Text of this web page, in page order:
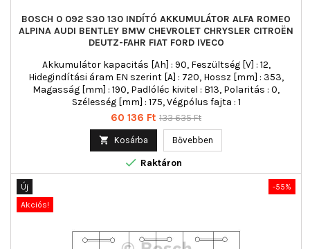
BOSCH 0 092 S30 130 INDÍTÓ AKKUMULÁTOR ALFA ROMEO
ALPINA AUDI BENTLEY BMW CHEVROLET CHRYSLER CITROËN
DEUTZ-FAHR FIAT FORD IVECO
Akkumulátor kapacitás [Ah] : 90, Feszültség [V] : 12,
Hidegindítási áram EN szerint [A] : 720, Hossz [mm] : 353,
Magasság [mm] : 190, Padlóléc kivitel : B13, Polaritás : 0,
Szélesség [mm] : 175, Végpólus fajta : 1
Ár
60 136 Ft Normál
133 635 Ft
 Kosárba Bővebben
 Raktáron
-55%
Új
Akciós!